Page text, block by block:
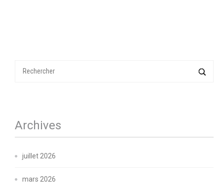
Archives
juillet 2026
mars 2026